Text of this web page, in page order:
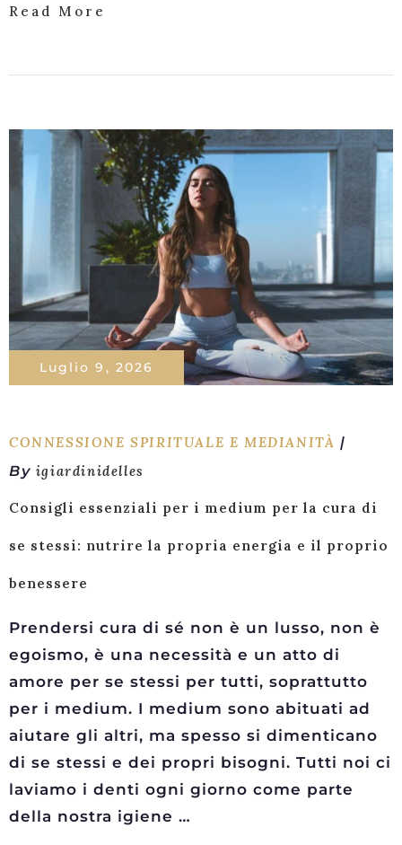
Read More
Luglio 9, 2026
CONNESSIONE SPIRITUALE E MEDIANITÀ
By igiardinidelles
Consigli essenziali per i medium per la cura di
se stessi: nutrire la propria energia e il proprio
benessere
Prendersi cura di sé non è un lusso, non è
egoismo, è una necessità e un atto di
amore per se stessi per tutti, soprattutto
per i medium. I medium sono abituati ad
aiutare gli altri, ma spesso si dimenticano
di se stessi e dei propri bisogni. Tutti noi ci
laviamo i denti ogni giorno come parte
della nostra igiene …